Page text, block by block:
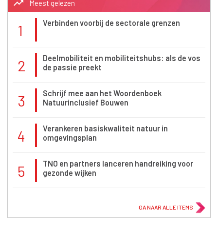
trending_up Meest gelezen
1 Verbinden voorbij de sectorale grenzen
2
Deelmobiliteit en mobiliteitshubs: als de vos
de passie preekt
3
Schrijf mee aan het Woordenboek
Natuurinclusief Bouwen
4
Verankeren basiskwaliteit natuur in
omgevingsplan
5
TNO en partners lanceren handreiking voor
gezonde wijken
GA NAAR ALLE ITEMS